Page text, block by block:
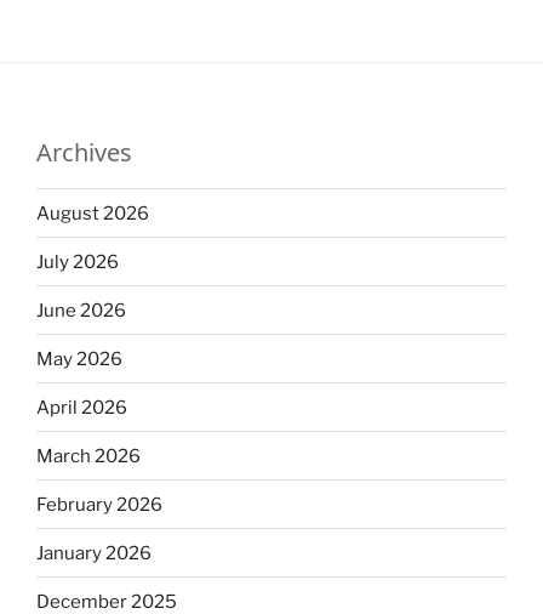
Archives
August 2026
July 2026
June 2026
May 2026
April 2026
March 2026
February 2026
January 2026
December 2025